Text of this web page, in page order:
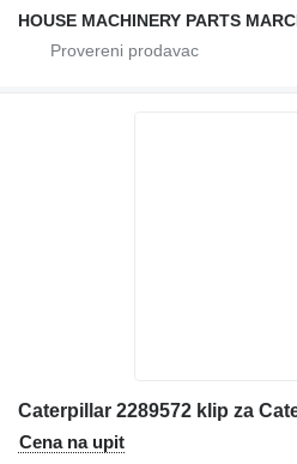
HOUSE MACHINERY PARTS
Cena na upit